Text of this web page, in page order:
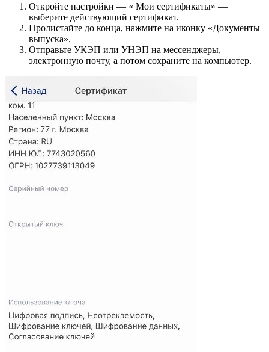
Откройте настройки — « Мои сертификаты» —
выберите действующий сертификат.
Пролистайте до конца, нажмите на иконку «Документы
выпуска».
Отправьте УКЭП или УНЭП на мессенджеры,
электронную почту, а потом сохраните на компьютер.